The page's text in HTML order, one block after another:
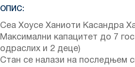
ОПИС:
Сеа Хоусе Ханиоти Касандра
Максимални капацитет до 7
одраслих и 2 деце)
Стан се налази на последњем